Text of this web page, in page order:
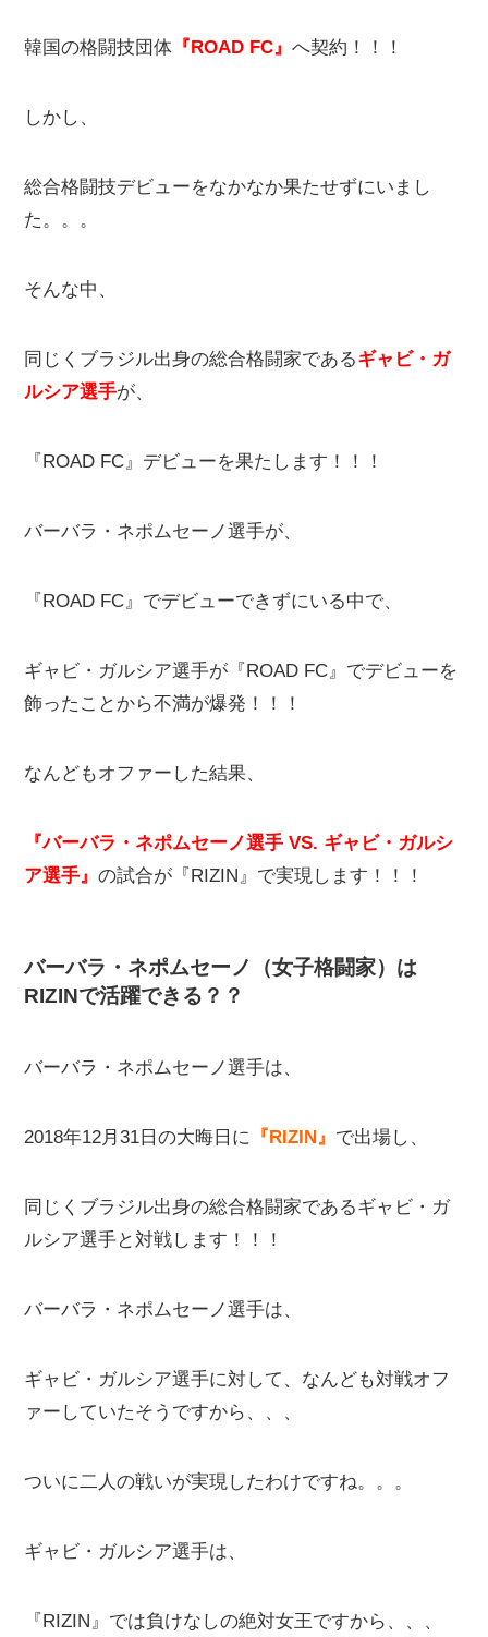
韓国の格闘技団体 『ROAD FC』へ契約！！！
しかし、
総合格闘技デビューをなかなか果たせずにいまし
た。。。
そんな中、
同じくブラジル出身の総合格闘家であるギャビ・ガ
ルシア選手が、
『ROAD FC』デビューを果たします！！！
バーバラ・ネポムセーノ選手が、
『ROAD FC』でデビューできずにいる中で、
ギャビ・ガルシア選手が『ROAD FC』でデビューを
飾ったことから不満が爆発！！！
なんどもオファーした結果、
『バーバラ・ネポムセーノ選手 VS. ギャビ・ガルシ
ア選手』の試合が『RIZIN』で実現します！！！
バーバラ・ネポムセーノ（女子格闘家）は
RIZINで活躍できる？？
バーバラ・ネポムセーノ選手は、
2018年12月31日の大晦日に 『RIZIN』 で出場し、
同じくブラジル出身の総合格闘家であるギャビ・ガ
ルシア選手と対戦します！！！
バーバラ・ネポムセーノ選手は、
ギャビ・ガルシア選手に対して、なんども対戦オフ
ァーしていたそうですから、、、
ついに二人の戦いが実現したわけですね。。。
ギャビ・ガルシア選手は、
『RIZIN』では負けなしの絶対女王ですから、、、